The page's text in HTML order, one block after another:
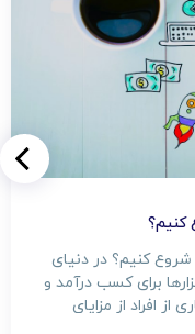
کنیم؟
شروع کنیم؟ در دنیای
برای کسب درآمد و
افراد از مزایای
درآمد پایداری